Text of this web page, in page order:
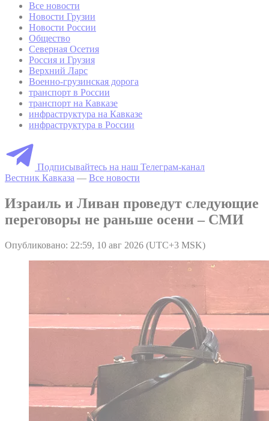
Все новости
Новости Грузии
Новости России
Общество
Северная Осетия
Россия и Грузия
Верхний Ларс
Военно-грузинская дорога
транспорт в России
транспорт на Кавказе
инфраструктура на Кавказе
инфраструктура в России
Подписывайтесь на наш Телеграм-канал
Вестник Кавказа — Все новости
Израиль и Ливан проведут следующие
переговоры не раньше осени – СМИ
Опубликовано: 22:59, 10 авг 2026 (UTC+3 MSK)